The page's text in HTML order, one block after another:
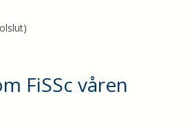
FiSSc våren